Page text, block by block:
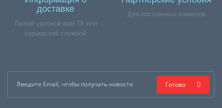
доставке
Любой удобной вам ТК или
курьерской службой
Для постоянных клиентов
Готово